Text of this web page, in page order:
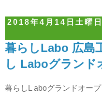
2018年4月14日土曜日
暮らしLabo 広島
し Laboグランド
暮らしL aboグランドオープ